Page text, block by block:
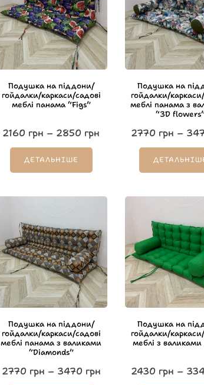
Подушка на піддони/
гойдалки/каркаси/садові
меблі панама “Figs”
2160 грн – 2850 грн
ДЕТАЛЬНІШЕ
Подушка на
гойдалки/
меблі панама з
“3D
2770 грн –
Подушка на піддони/
гойдалки/каркаси/садові
меблі панама з валиками
“Diamonds”
2770 грн – 3470 грн
Подушка на
гойдалки/
меблі з валиками
2430 грн –